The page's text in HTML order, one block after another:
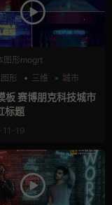
图形mogrt
形
三维 城市
板 赛博朋克科技城市
标题
19